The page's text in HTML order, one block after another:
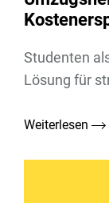
Studenten
Lösung für
Weiterlesen